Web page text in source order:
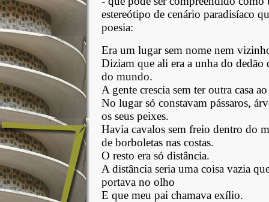
estereótipo de cenário paradisíaco
poesia:
Era um lugar sem nome nem
Diziam que ali era a unha do
do mundo.
A gente crescia sem ter outra casa
No lugar só constavam pássaros,
os seus peixes.
Havia cavalos sem freio dentro do
de borboletas nas costas.
O resto era só distância.
A distância seria uma coisa vazia
portava no olho
E que meu pai chamava exílio.